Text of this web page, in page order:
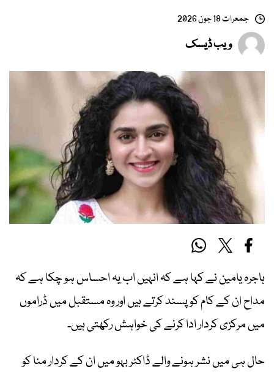
جمعرات 18 جون 2026
ویب ڈیسک
ہاجرہ یامین نے کہا ہے کہ انہیں اب یہ احساس ہو چکا ہے کہ
مداح ان کے کام کو پسند کرتے ہیں اور وہ مستقبل میں ڈراموں
میں مرکزی کردار ادا کرنے کی خواہش رکھتی ہیں۔
حال ہی میں نشر ہونے والے ڈاکٹر بہو میں ان کے کردار منا کو